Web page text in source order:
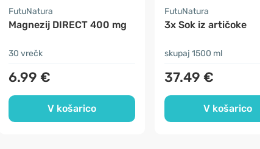
FutuNatura
Magnezij DIRECT 400 mg
30 vrečk
6.99 €
V košarico
FutuNatura
3x Sok iz artičoke
skupaj 1500 ml
37.49 €
V košarico